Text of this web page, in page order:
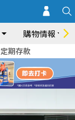
購物情報
定期存款